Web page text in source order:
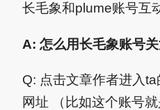
长毛象和plume账号互
A: 怎么用长毛象账号
Q: 点击文章作者进入
网址 （比如这个账号就